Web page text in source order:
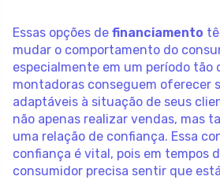
Essas opções de financiamento
mudar o comportamento do
especialmente em um período tão
montadoras conseguem oferecer
adaptáveis à situação de seus
não apenas realizar vendas, mas
uma relação de confiança. Essa
confiança é vital, pois em tempos
consumidor precisa sentir que